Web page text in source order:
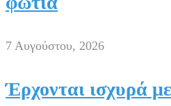
7 Αυγούστου, 2026
Έρχονται ισχυρά